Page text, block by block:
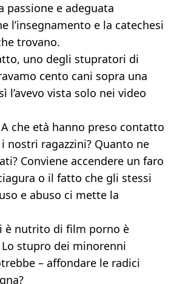
passione e adeguata
l’insegnamento e la catechesi
trovano.
uno degli stupratori di
cento cani sopra una
l’avevo vista solo nei video
che età hanno preso contatto
nostri ragazzini? Quanto ne
Conviene accendere un faro
o il fatto che gli stessi
e abuso ci mette la
è nutrito di film porno è
stupro dei minorenni
– affondare le radici